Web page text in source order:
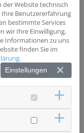
ausgewählten
oder Paclitaxel)
einer der
der Eileiter
2.
die ein nur
und
Heilung
Website technisch
Benutzererfahrung
bestimmte Services
wir Ihre Einwilligung,
Informationen zu uns
finden Sie im
.
Einstellungen